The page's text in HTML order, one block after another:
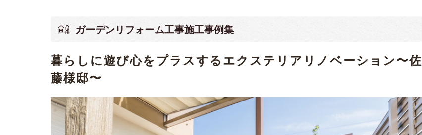
ガーデンリフォーム工事施工事例集
暮らしに遊び心をプラスするエクステリアリノベーション〜佐
藤様邸〜